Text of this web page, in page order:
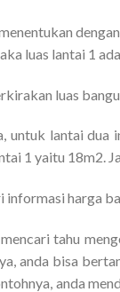
luas lantai 1
luas
untuk lantai dua
1 yaitu 18m2.
informasi harga
tahu
anda bisa
anda